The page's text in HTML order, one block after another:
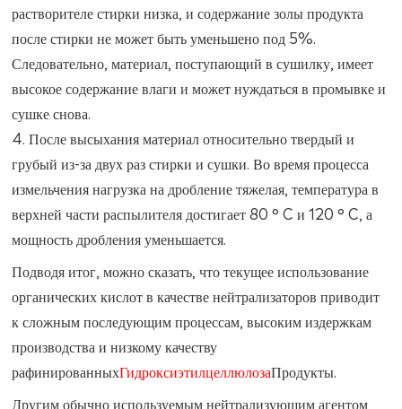
растворителе стирки низка, и содержание золы продукта
после стирки не может быть уменьшено под 5%.
Следовательно, материал, поступающий в сушилку, имеет
высокое содержание влаги и может нуждаться в промывке и
сушке снова.
4. После высыхания материал относительно твердый и
грубый из-за двух раз стирки и сушки. Во время процесса
измельчения нагрузка на дробление тяжелая, температура в
верхней части распылителя достигает 80 ° C и 120 ° C, а
мощность дробления уменьшается.
Подводя итог, можно сказать, что текущее использование
органических кислот в качестве нейтрализаторов приводит
к сложным последующим процессам, высоким издержкам
производства и низкому качеству
рафинированныхГидроксиэтилцеллюлозаПродукты.
Другим обычно используемым нейтрализующим агентом